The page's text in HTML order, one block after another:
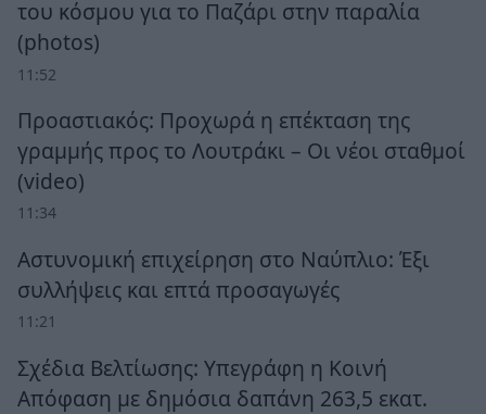
του κόσμου για το Παζάρι στην παραλία
(photos)
11:52
Προαστιακός: Προχωρά η επέκταση της
γραμμής προς το Λουτράκι – Οι νέοι σταθμοί
(video)
11:34
Αστυνομική επιχείρηση στο Ναύπλιο: Έξι
συλλήψεις και επτά προσαγωγές
11:21
Σχέδια Βελτίωσης: Υπεγράφη η Κοινή
Απόφαση με δημόσια δαπάνη 263,5 εκατ.